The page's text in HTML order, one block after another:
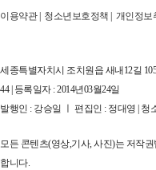
이용약관| 청소년보호정책 | 개인정보
세종특별자치시 조치원읍 새내12길
44 | 등록일자 : 2014년03월24일
발행인 : 강승일 ㅣ 편집인 : 정대영 | 청
모든 콘텐츠(영상,기사, 사진)는 저작
합니다